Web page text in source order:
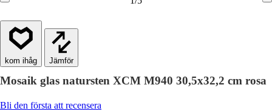
Jämför
Mosaik glas natursten XCM M940 30,5x32,2 cm rosa
Bli den första att recensera